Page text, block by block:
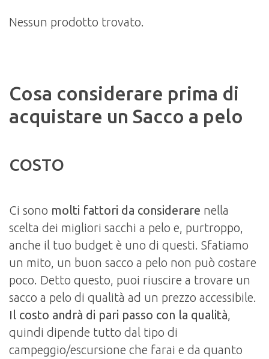
Nessun prodotto trovato.
Cosa considerare prima di
acquistare un Sacco a pelo
COSTO
Ci sono molti fattori da considerare nella
scelta dei migliori sacchi a pelo e, purtroppo,
anche il tuo budget è uno di questi. Sfatiamo
un mito, un buon sacco a pelo non può costare
poco. Detto questo, puoi riuscire a trovare un
sacco a pelo di qualità ad un prezzo accessibile.
Il costo andrà di pari passo con la qualità
quindi dipende tutto dal tipo di
campeggio/escursione che farai e da quanto